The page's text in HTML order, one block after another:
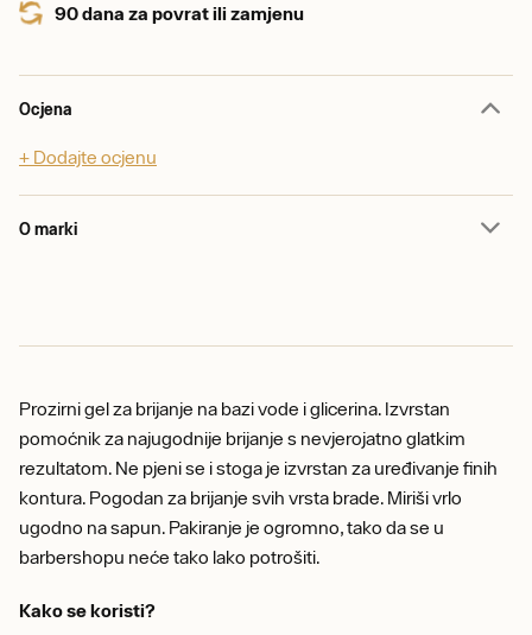
90 dana za povrat ili zamjenu
Ocjena
+ Dodajte ocjenu
O marki
Prozirni gel za brijanje na bazi vode i glicerina. Izvrstan
pomoćnik za najugodnije brijanje s nevjerojatno glatkim
rezultatom. Ne pjeni se i stoga je izvrstan za uređivanje finih
kontura. Pogodan za brijanje svih vrsta brade. Miriši vrlo
ugodno na sapun. Pakiranje je ogromno, tako da se u
barbershopu neće tako lako potrošiti.
Kako se koristi?